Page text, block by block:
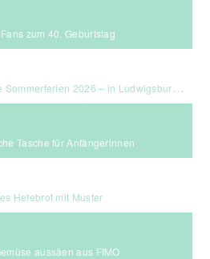
zum 40. Geburtstag
2026 – in Ludwigsburg, Stuttgart & Umgebung
Tasche für Anfängerinnen
Hefebrot mit Muster
aussäen aus FIMO